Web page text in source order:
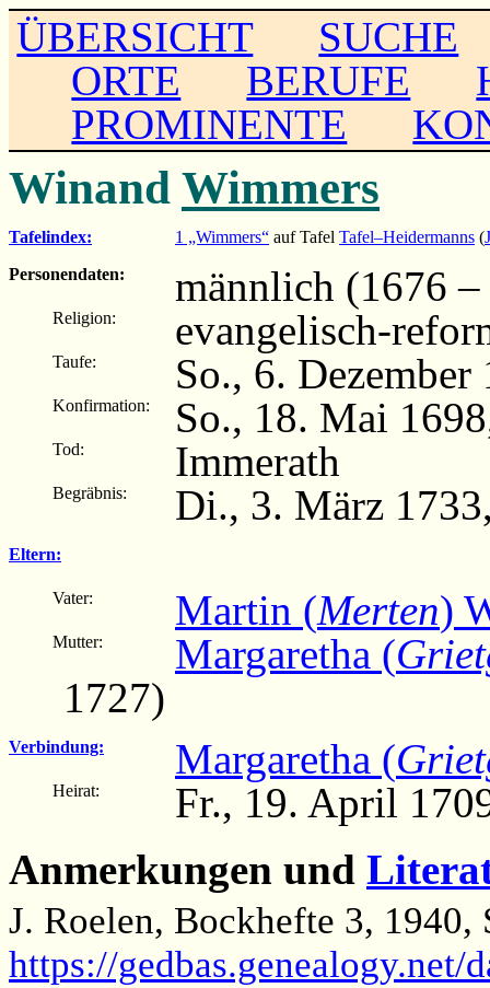
ÜBERSICHT
SUCHE
ORTE
BERUFE
PROMINENTE
Winand Wimmers
Tafelindex: 1 „Wimmers“ auf Tafel Tafel–Heidermanns (
Personendaten:
männlich (1676
Religion: evangelisch-
Taufe: So., 6.
Konfirmation: So., 18. Mai
Tod: Immerath
Begräbnis: Di., 3. März
Eltern:
Vater: Martin (Merten)
Mutter: Margaretha (
1727)
Verbindung: Margaretha (
Heirat:
Fr., 19. April
Anmerkungen und
J. Roelen, Bockhefte 3, 1940,
https://gedbas.genealogy.net/